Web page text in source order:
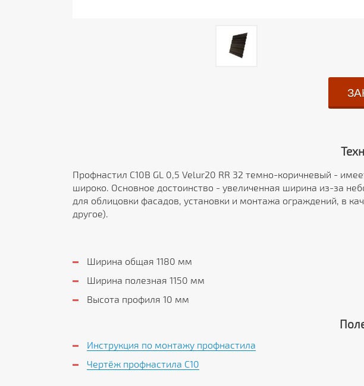
Профнастил С10В GL 0,5 Velur20 RR 32 темно-коричневый -
широко. Основное достоинство - увеличенная ширина из-за
для облицовки фасадов, установки и монтажа ограждений, в
другое).
Ширина общая 1180 мм
Ширина полезная 1150 мм
Высота профиля 10 мм
Инструкция по монтажу профнастила
Чертёж профнастила C10